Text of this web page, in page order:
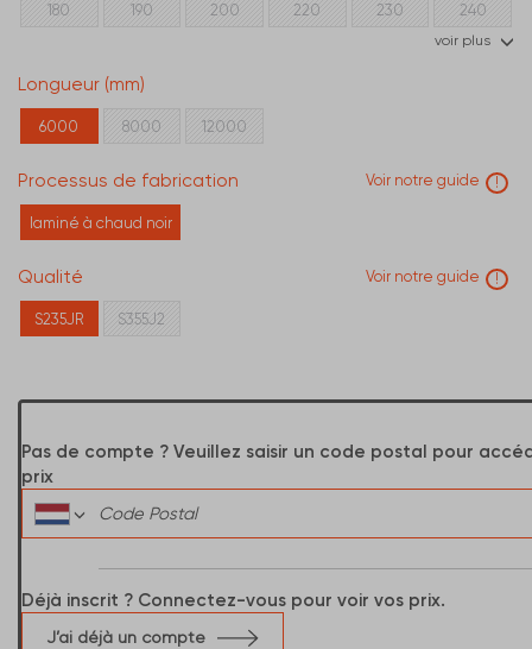
180 190 200 220 230 240
350
400 450
voir plus
Longueur (mm)
6000 8000 12000
Processus de fabrication Voir notre guide !
laminé à chaud noir
Qualité Voir notre guide !
S235JR S355J2
Pas de compte ? Veuillez saisir un code postal pour
prix
Déjà inscrit ? Connectez-vous pour voir vos prix.
J’ai déjà un compte